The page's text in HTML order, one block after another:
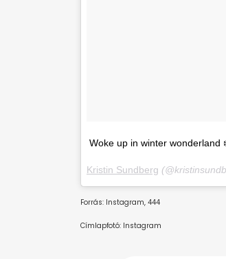
Woke up in winter wonderland
Kristin Sundberg
Forrás: Instagram, 444
Címlapfotó: Instagram